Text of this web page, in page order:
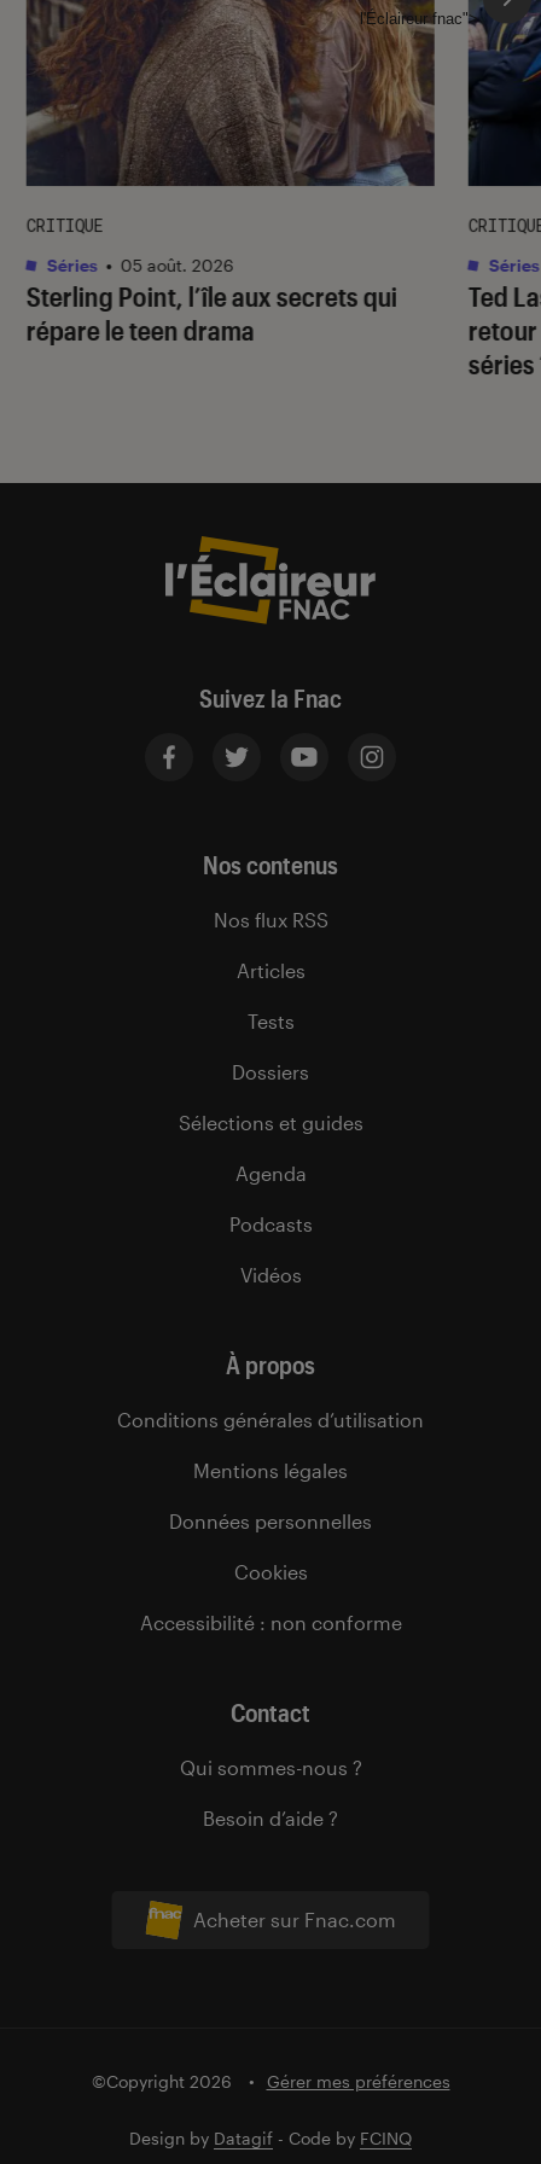
Sterling Point, l’île aux secrets qui
répare le teen drama
CRITIQUE
Séries • 05 août. 2026
Ted
retour
séries
Séries
l'Éclaireur fnac">
Suivez la Fnac
Acheter sur Fnac.com
Nos contenus
Nos flux RSS
Articles
Tests
Dossiers
Sélections et guides
Agenda
Podcasts
Vidéos
À propos
Conditions générales d’utilisation
Mentions légales
Données personnelles
Cookies
Accessibilité : non conforme
Contact
Qui sommes-nous ?
Besoin d’aide ?
©Copyright 2026 Gérer mes préférences
Design by Datagif - Code by FCINQ